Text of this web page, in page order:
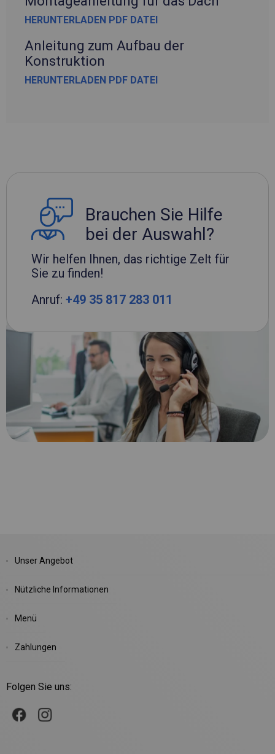
HERUNTERLADEN PDF DATEI
Anleitung zum Aufbau der
Konstruktion
HERUNTERLADEN PDF DATEI
Brauchen Sie Hilfe
bei der Auswahl?
Wir helfen Ihnen, das richtige Zelt für
Sie zu finden!
Anruf: +49 35 817 283 011
Unser Angebot
Nützliche Informationen
Menü
Zahlungen
Folgen Sie uns: